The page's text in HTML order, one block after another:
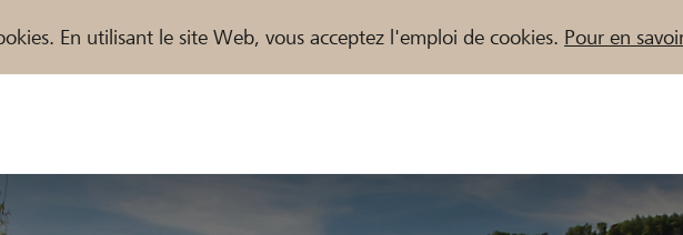
En utilisant le site Web, vous acceptez l'emploi de cookies. Pour en